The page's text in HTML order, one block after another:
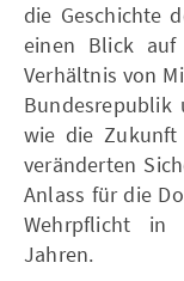
die Geschichte
einen Blick auf
Verhältnis von
Bundesrepublik
wie die Zukunft
veränderten
Anlass für die
Wehrpflicht in
Jahren.